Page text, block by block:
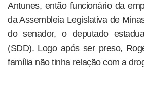
Antunes, então funcionário da
da Assembleia Legislativa de
do senador, o deputado
(SDD). Logo após ser preso,
família não tinha relação com a